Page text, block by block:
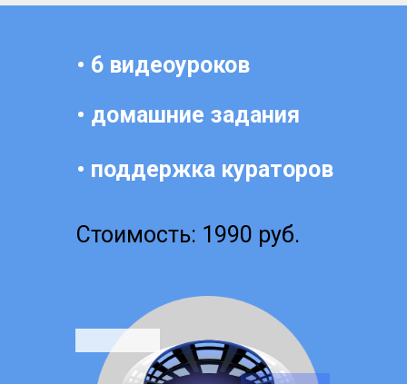
• 6 видеоуроков
• домашние задания
Стоимость: 1990 руб.
• поддержка кураторов